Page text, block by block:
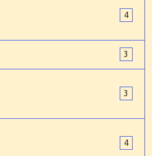
4
3
3
4